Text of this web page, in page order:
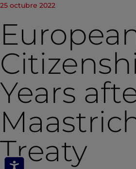
25 octubre 2022
Years
Treaty